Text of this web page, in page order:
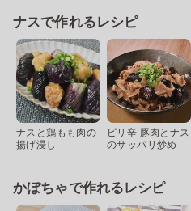
ナスで作れるレシピ
ナスと鶏もも肉の
揚げ浸し
ピリ辛 豚肉とナス
のサッパリ炒め
かぼちゃで作れるレシピ